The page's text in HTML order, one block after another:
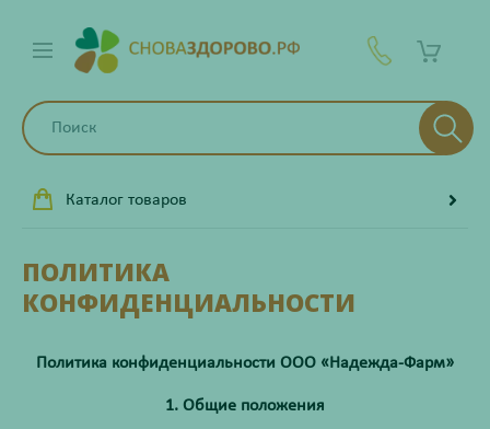
Каталог товаров
ПОЛИТИКА
КОНФИДЕНЦИАЛЬНОСТИ
Политика конфиденциальности ООО «Надежда-Фарм»
1. Общие положения